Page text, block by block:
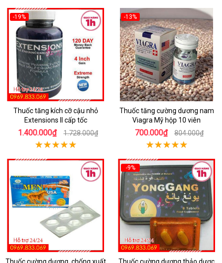
-19%
Thuốc tăng kích cỡ cậu nhỏ
Extensions II cấp tốc
1.400.000₫ 1.728.000₫
-13%
Thuốc tăng cường dương nam
Viagra Mỹ hộp 10 viên
700.000₫ 804.000₫
Thuốc cường dương, chống xuất
-9%
Thuốc cường dương thảo dược